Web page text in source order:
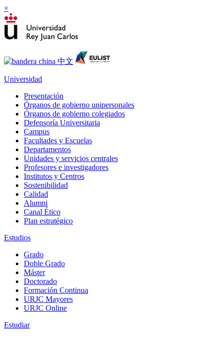
×
Universidad
Presentación
Órganos de gobierno unipersonales
Órganos de gobierno colegiados
Defensoría Universitaria
Campus
Facultades y Escuelas
Departamentos
Unidades y servicios centrales
Profesores e investigadores
Institutos y Centros
Sostenibilidad
Calidad
Alumni
Canal Ético
Plan estratégico
Estudios
Grado
Doble Grado
Máster
Doctorado
Formación Continua
URJC Mayores
URJC Online
Estudiar